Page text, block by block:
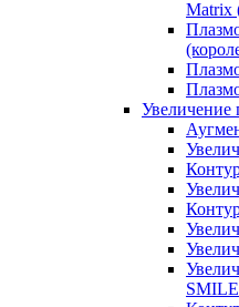
Matrix
Увеличение
SMILE